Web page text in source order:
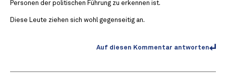
Personen der politischen Führung zu erkennen ist.
Diese Leute ziehen sich wohl gegenseitig an.
Auf diesen Kommentar antworten